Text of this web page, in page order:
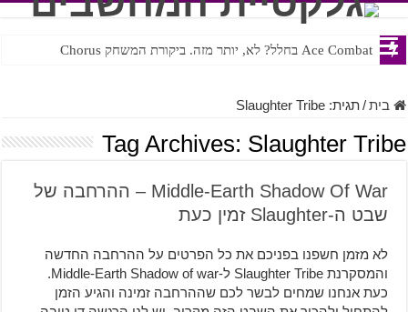
Ace Combat בחלל? לא, יותר מזה. ביקורת המשחק Chorus
בית/תגית:Slaughter Tribe
Tag Archives: Slaughter Tribe
Middle-Earth Shadow Of War – ההרחבה של
שבט ה-Slaughter זמין כעת
לא מזמן חשפנו בפניכם את כל הפרטים על ההרחבה החדשה
והמסקרנת Slaughter Tribe ל-Middle-Earth Shadow of war.
כעת אנחנו שמחים לבשר לכם שההרחבה זמינה והגיע הזמן